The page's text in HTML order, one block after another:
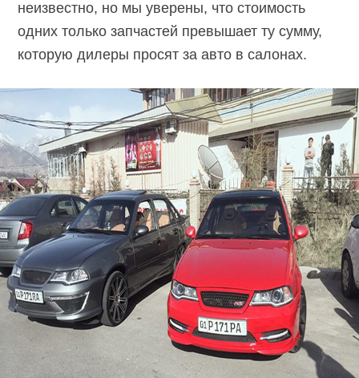
неизвестно, но мы уверены, что стоимость
одних только запчастей превышает ту сумму,
которую дилеры просят за авто в салонах.